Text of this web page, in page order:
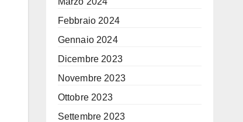
Febbraio 2024
Gennaio 2024
Dicembre 2023
Novembre 2023
Ottobre 2023
Settembre 2023